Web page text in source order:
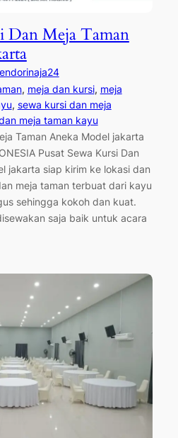
Dan Meja Taman
, meja dan kursi, meja
, sewa kursi dan meja
meja taman kayu
Taman Aneka Model jakarta
Pusat Sewa Kursi Dan
jakarta siap kirim ke lokasi dan
meja taman terbuat dari kayu
sehingga kokoh dan kuat.
saja baik untuk acara